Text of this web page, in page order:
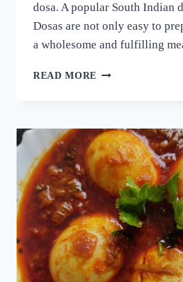
dosa. A popular South Indian
Dosas are not only easy to
a wholesome and fulfilling
READ MORE ദോശക്ക്
ചെറുപയർ
കൊണ്ട്
ഒരു
കിടിലൻ
ദോശ;
മിനുട്ടിൽ
നല്ല
സോഫ്റ്റ്
ദോശ
റെഡി!!